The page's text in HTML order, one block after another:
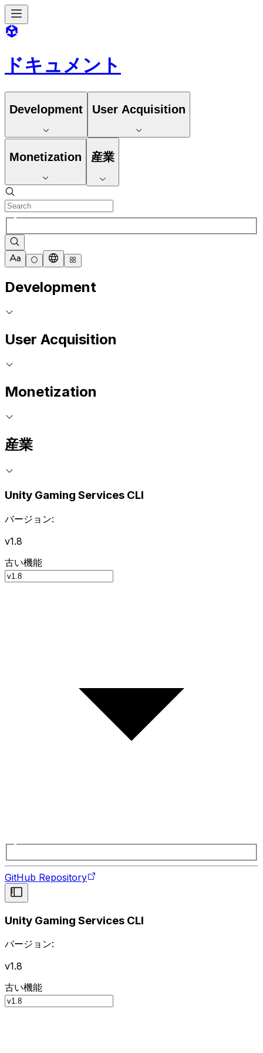
ドキュメント
Development User Acquisition
Monetization 産業
Development
User Acquisition
Monetization
産業
Unity Gaming Services CLI
バージョン:
v1.8
古い機能
GitHub Repository
Unity Gaming Services CLI
バージョン:
v1.8
古い機能